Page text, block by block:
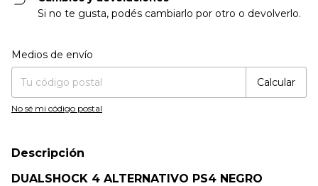
Si no te gusta, podés cambiarlo por otro o devolverlo.
Entregas para el CP:
Medios de envío
Calcular
No sé mi código postal
Descripción
DUALSHOCK 4 ALTERNATIVO PS4 NEGRO